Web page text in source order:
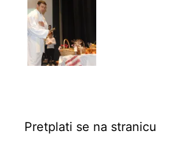
Pretplati se na stranicu